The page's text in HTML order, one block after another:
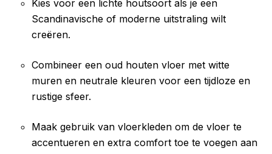
Kies voor een lichte houtsoort als je een
Scandinavische of moderne uitstraling wilt
creëren.
Combineer een oud houten vloer met witte
muren en neutrale kleuren voor een tijdloze en
rustige sfeer.
Maak gebruik van vloerkleden om de vloer te
accentueren en extra comfort toe te voegen aan